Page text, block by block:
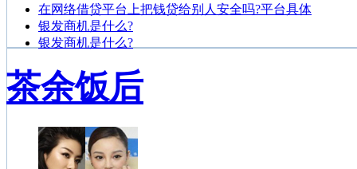
在网络借贷平台上把钱贷给别人安全吗?平台具体
银发商机是什么?
银发商机是什么?
茶余饭后